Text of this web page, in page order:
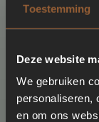
Toestemming
Deze website
We gebruiken
personaliseren,
en om ons